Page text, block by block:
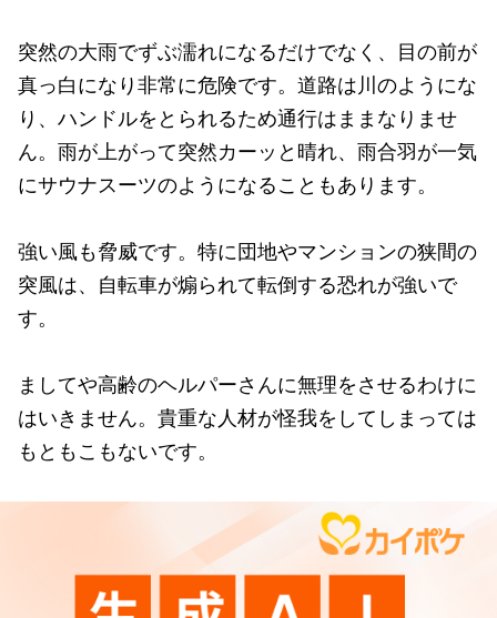
突然の大雨でずぶ濡れになるだけでなく、目の前が
真っ白になり非常に危険です。道路は川のようにな
り、ハンドルをとられるため通行はままなりませ
ん。雨が上がって突然カーッと晴れ、雨合羽が一気
にサウナスーツのようになることもあります。
強い風も脅威です。特に団地やマンションの狭間の
突風は、自転車が煽られて転倒する恐れが強いで
す。
ましてや高齢のヘルパーさんに無理をさせるわけに
はいきません。貴重な人材が怪我をしてしまっては
もともこもないです。